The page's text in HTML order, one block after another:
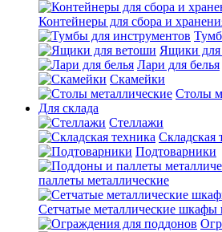
Контейнеры для сбора и
Ящики для
Лари для белья
Скамейки
Столы
Для склада
Стеллажи
Складская
Подтоварники
паллеты металлические
Сетчатые металлические шкафы